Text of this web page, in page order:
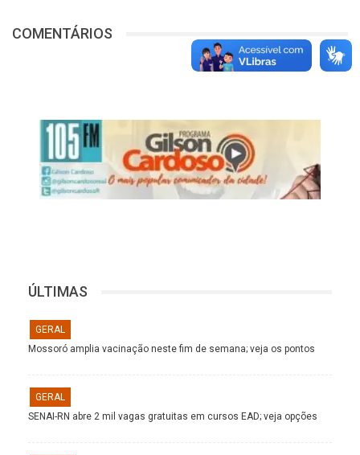
COMENTÁRIOS
ÚLTIMAS
GERAL
Mossoró amplia vacinação neste fim de semana; veja os pontos
GERAL
SENAI-RN abre 2 mil vagas gratuitas em cursos EAD; veja opções